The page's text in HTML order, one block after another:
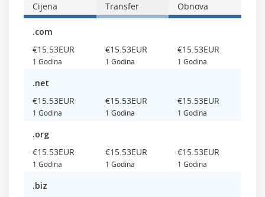
Cijena
Transfer Obnova
.com
‎€15.53EUR
1 Godina
‎€15.53EUR
1 Godina
‎€15.53EUR
1 Godina
.net
‎€15.53EUR
1 Godina
‎€15.53EUR
1 Godina
‎€15.53EUR
1 Godina
.org
‎€15.53EUR
1 Godina
‎€15.53EUR
1 Godina
‎€15.53EUR
1 Godina
.biz